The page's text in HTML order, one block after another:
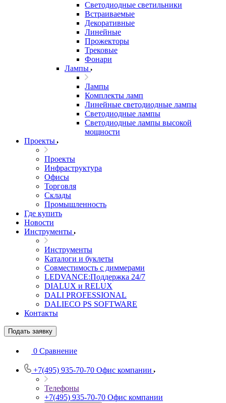
Светодиодные светильники
Встраиваемые
Декоративные
Линейные
Прожекторы
Трековые
Фонари
Лампы
Лампы
Комплекты ламп
Линейные светодиодные лампы
Светодиодные лампы
Светодиодные лампы высокой
мощности
Проекты
Проекты
Инфраструктура
Офисы
Торговля
Склады
Промышленность
Где купить
Новости
Инструменты
Инструменты
Каталоги и буклеты
Совместимость с диммерами
LEDVANCE:Поддержка 24/7
DIALUX и RELUX
DALI PROFESSIONAL
DALIECO PS SOFTWARE
Контакты
Подать заявку
0 Сравнение
+7(495) 935-70-70 Офис компании
Телефоны
+7(495) 935-70-70 Офис компании